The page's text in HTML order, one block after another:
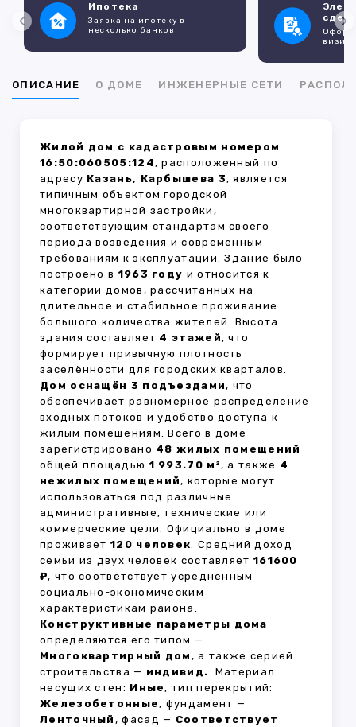
Ипотека
Заявка на ипотеку в
несколько банков
ОПИСАНИЕ О ДОМЕ ИНЖЕНЕРНЫЕ СЕТИ
Жилой дом с кадастровым номером
16:50:060505:124, расположенный по
адресу Казань, Карбышева 3, является
типичным объектом городской
многоквартирной застройки,
соответствующим стандартам своего
периода возведения и современным
требованиям к эксплуатации. Здание было
построено в 1963 году и относится к
категории домов, рассчитанных на
длительное и стабильное проживание
большого количества жителей. Высота
здания составляет 4 этажей, что
формирует привычную плотность
заселённости для городских кварталов.
Дом оснащён 3 подъездами, что
обеспечивает равномерное распределение
входных потоков и удобство доступа к
жилым помещениям. Всего в доме
зарегистрировано 48 жилых помещений
общей площадью 1 993.70 м², а также 4
нежилых помещений, которые могут
использоваться под различные
административные, технические или
коммерческие цели. Официально в доме
проживает 120 человек. Средний доход
семьи из двух человек составляет 161600
₽, что соответствует усреднённым
социально-экономическим
характеристикам района.
Конструктивные параметры дома
определяются его типом —
Многоквартирный дом , а также серией
строительства — индивид.. Материал
несущих стен: Иные, тип перекрытий:
Железобетонные, фундамент —
Ленточный , фасад — Соответствует